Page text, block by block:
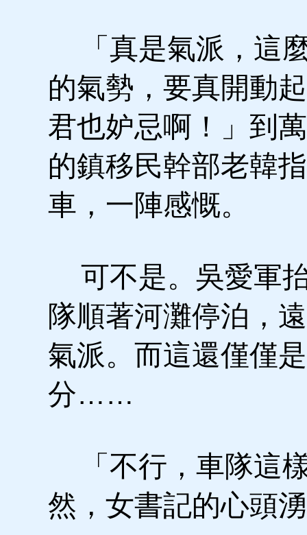
「真是氣派，這
的氣勢，要真開動
君也妒忌啊！」到
的鎮移民幹部老韓
車，一陣感慨。
可不是。吳愛軍
隊順著河灘停泊，
氣派。而這還僅僅
分……
「不行，車隊這
然，女書記的心頭